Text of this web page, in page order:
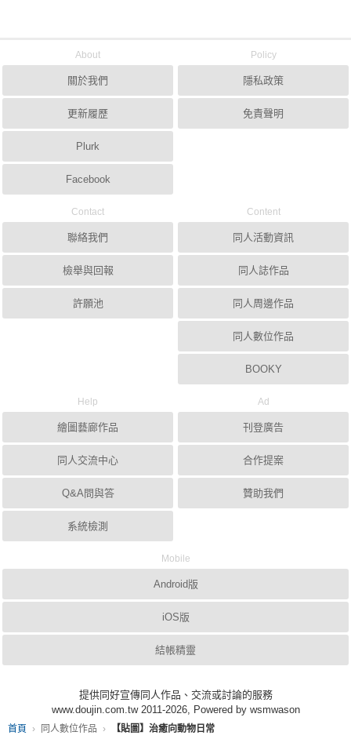
首頁 同人數位作品 【貼圖】治癒向動物日常
About
關於我們
更新履歷
Plurk
Facebook
Policy
隱私政策
免責聲明
Contact
聯絡我們
檢舉與回報
許願池
Content
同人活動資訊
同人誌作品
同人周邊作品
同人數位作品
BOOKY
Help
繪圖藝廊作品
同人交流中心
Q&A問與答
系統檢測
Ad
刊登廣告
合作提案
贊助我們
Mobile
Android版
iOS版
結帳精靈
提供同好宣傳同人作品、交流或討論的服務
www.doujin.com.tw 2011-2026, Powered by wsmwason